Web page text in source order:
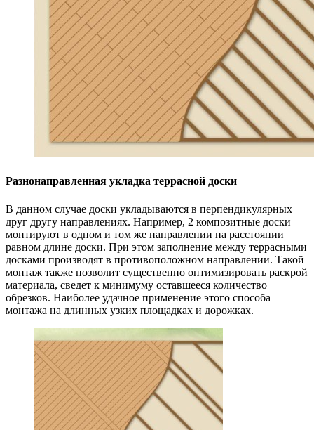
Разнонаправленная укладка террасной доски
В данном случае доски укладываются в перпендикулярных
друг другу направлениях. Например, 2 композитные доски
монтируют в одном и том же направлении на расстоянии
равном длине доски. При этом заполнение между террасными
досками производят в противоположном направлении. Такой
монтаж также позволит существенно оптимизировать раскрой
материала, сведет к минимуму оставшееся количество
обрезков. Наиболее удачное применение этого способа
монтажа на длинных узких площадках и дорожках.